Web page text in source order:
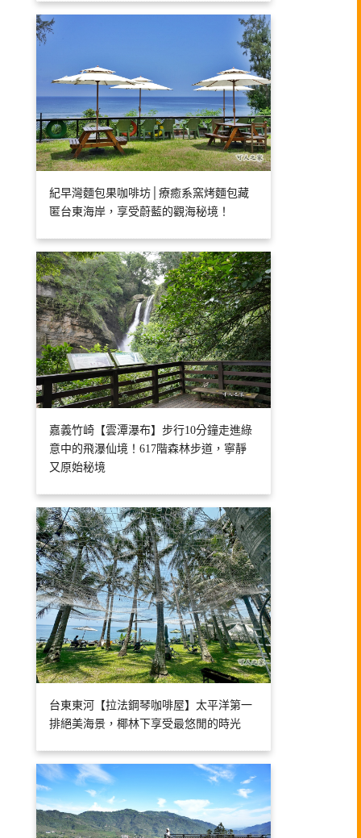
紀早灣麵包果咖啡坊│療癒系窯烤麵包藏
匿台東海岸，享受蔚藍的觀海秘境！
嘉義竹崎【雲潭瀑布】步行10分鐘走進綠
意中的飛瀑仙境！617階森林步道，寧靜
又原始秘境
台東東河【拉法鋼琴咖啡屋】太平洋第一
排絕美海景，椰林下享受最悠閒的時光